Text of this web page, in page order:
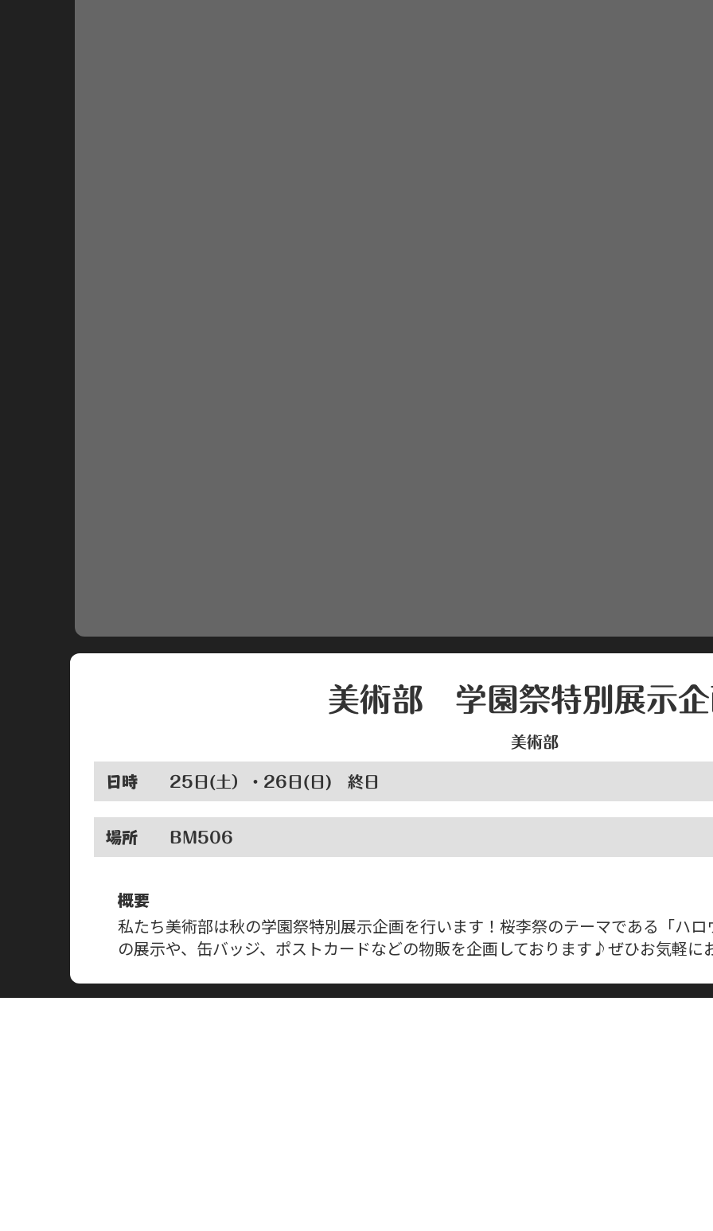
美術部 学園祭特別展示
美術部
日時
25日(土）・26日(日) 終日
場所
BM506
概要
私たち美術部は秋の学園祭特別展示企画を行います！桜李祭のテーマである「ハ
の展示や、缶バッジ、ポストカードなどの物販を企画しております♪ぜひお気軽に